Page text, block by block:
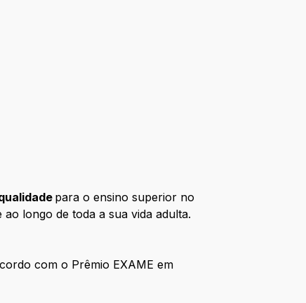
para o ensino superior no
longo de toda a sua vida adulta.
com o Prêmio EXAME em